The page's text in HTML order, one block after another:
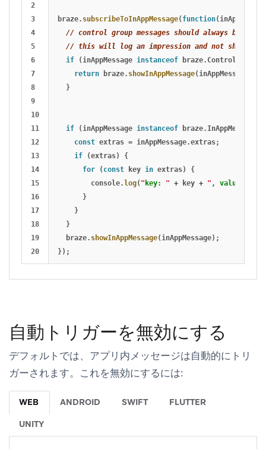
2
3
4
5
6
7
8
9
10
11
12
13
14
15
16
17
18
19
braze. subscribeToInAppMessage(function(
// control group messages should always be
// this will log an impression and not show a
if
(inAppMessage instanceof braze. ControlMessage
return
braze. showInAppMessage(inAppMessage
}
if (inAppMessage instanceof braze. InAppMessage
const extras = inAppMessage.extras;
if
(extras)
{
for
(const key in extras)
{
console.log(" key: " + key + " , value:
}
}
}
braze. showInAppMessage(inAppMessage);
});
自動トリガーを無効にする
デフォルトでは、アプリ内メッセージは自動的にトリ
ガーされます。これを無効にするには:
WEB ANDROID SWIFT FLUTTER
UNITY